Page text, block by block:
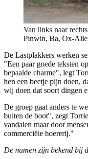
Van links naar
Pinwin, Ba, Ox-
De Lastplakkers werken
"Een paar goede teksten
bepaalde charme", legt
hen een beetje pijn doen,
wij doen dat soort dingen
De groep gaat anders te
buiten de boot", zegt
vandalen maar door
commerciële hoererij."
De namen zijn bekend bij